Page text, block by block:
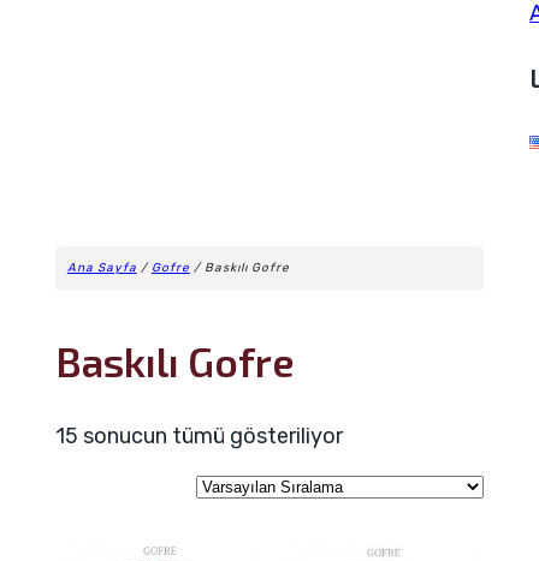
Ana Sayfa / Gofre / Baskılı Gofre
Baskılı Gofre
15 sonucun tümü gösteriliyor